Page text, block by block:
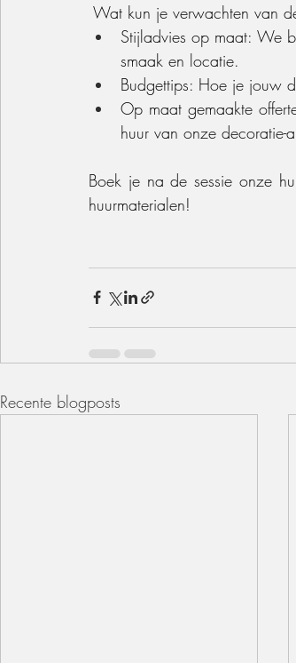
Wat kun je verwachten van
Stijladvies op maat: We
smaak en locatie.
Budgettips: Hoe je jouw
Op maat gemaakte
huur van onze decoratie-
Boek je na de sessie onze
huurmaterialen!
Recente blogposts